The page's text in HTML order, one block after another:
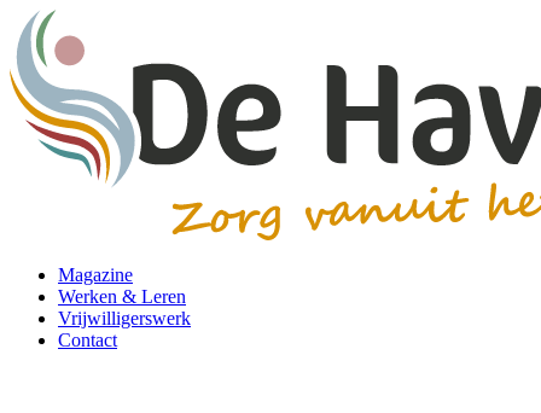
Magazine
Werken & Leren
Vrijwilligerswerk
Contact